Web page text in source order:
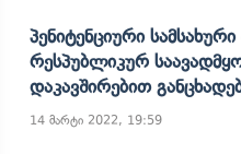
Პენიტენციური
Რესპუბლიკურ
Დაკავშირებით
14 მარტი 2022, 19:59